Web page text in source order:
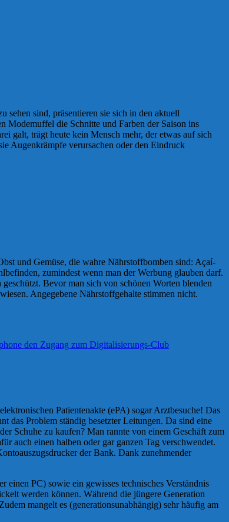
sehen sind, präsentieren sie sich in den aktuell
Modemuffel die Schnitte und Farben der Saison ins
galt, trägt heute kein Mensch mehr, der etwas auf sich
Augenkrämpfe verursachen oder den Eindruck
und Gemüse, die wahre Nährstoffbomben sind: Açaí-
zumindest wenn man der Werbung glauben darf.
Bevor man sich von schönen Worten blenden
Angegebene Nährstoffgehalte stimmen nicht.
Patientenakte (ePA) sogar Arztbesuche! Das
das Problem ständig besetzter Leitungen. Da sind eine
Schuhe zu kaufen? Man rannte von einem Geschäft zum
auch einen halben oder gar ganzen Tag verschwendet.
der Bank. Dank zunehmender
einen PC) sowie ein gewisses technisches Verständnis
werden können. Während die jüngere Generation
mangelt es (generationsunabhängig) sehr häufig am